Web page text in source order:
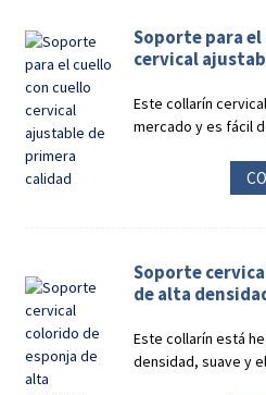
Soporte para
cervical
Este collarín
mercado y es fácil
Soporte
de alta
Este collarín está
densidad, suave y